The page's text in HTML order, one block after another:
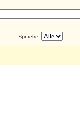
Sprache: